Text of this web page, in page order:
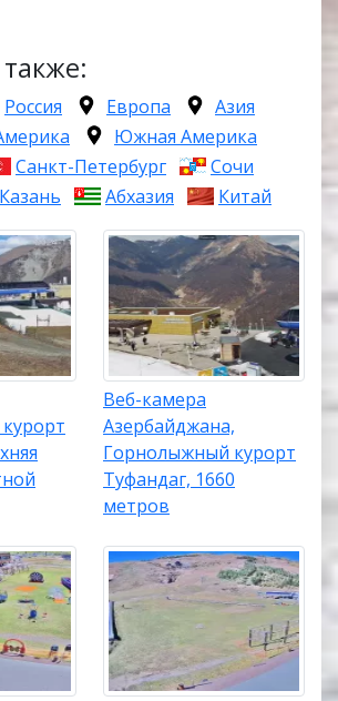
Россия Европа
Азия
Южная Америка
Санкт-Петербург
Сочи
Казань Абхазия Китай
Веб-камера
Азербайджана,
Горнолыжный курорт
Туфандаг, 1660
метров